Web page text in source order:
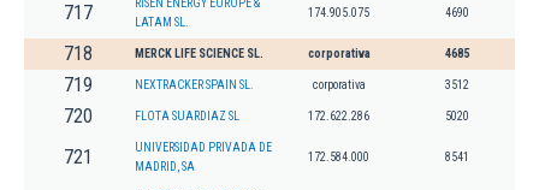
717
RISEN ENERGY EUROPE &
LATAM SL.
174.905.075 4690
718 MERCK LIFE SCIENCE SL. corporativa 4685
719 NEXTRACKER SPAIN SL. corporativa 3512
720 FLOTA SUARDIAZ SL 172.622.286 5020
721
UNIVERSIDAD PRIVADA DE
MADRID, SA
172.584.000 8541